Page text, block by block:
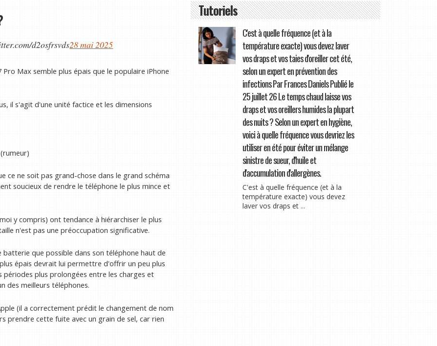
d2osfrsvds28 mai 2025
Max semble plus épais que le populaire iPhone
il s'agit d'une unité factice et les dimensions
ce ne soit pas grand-chose dans le grand schéma
soucieux de rendre le téléphone le plus mince et
y compris) ont tendance à hiérarchiser le plus
n'est pas une préoccupation significative.
que possible dans son téléphone haut de
épais devrait lui permettre d'offrir un peu plus
plus prolongées entre les charges et
des meilleurs téléphones.
(il a correctement prédit le changement de nom
prendre cette fuite avec un grain de sel, car rien
Tutoriels
C'est à quelle fréquence (et à la
température exacte) vous devez laver
vos draps et vos taies d'oreiller cet été,
selon un expert en prévention des
infections Par Frances Daniels Publié le
25 juillet 26 Le temps chaud laisse vos
draps et vos oreillers humides la plupart
des nuits ? Selon un expert en hygiène,
voici à quelle fréquence vous devriez les
utiliser en été pour éviter un mélange
sinistre de sueur, d'huile et
d'accumulation d'allergènes.
C'est à quelle fréquence (et à la
température exacte) vous devez
laver vos draps et ...